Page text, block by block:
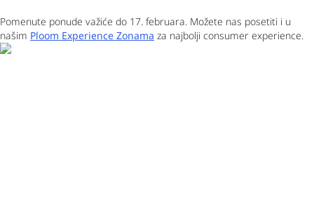
Pomenute ponude važiće do 17. februara. Možete nas posetiti i u
našim Ploom Experience Zonama za najbolji consumer experience.